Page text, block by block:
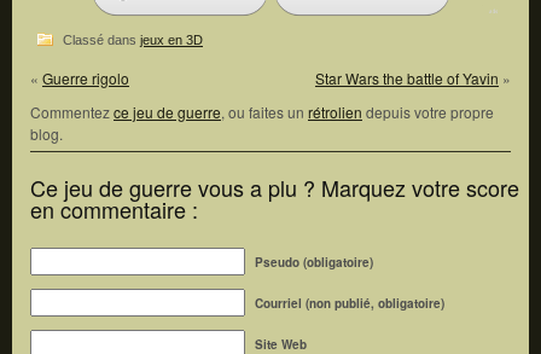
Classé dans jeux en 3D
« Guerre rigolo Star Wars the battle of Yavin »
Commentezce jeu de guerre, ou faites un rétrolien depuis votre propre
blog.
Ce jeu de guerre vous a plu ? Marquez votre score
en commentaire :
Pseudo (obligatoire)
Courriel (non publié, obligatoire)
Site Web